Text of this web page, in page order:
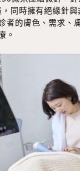
同時擁有絕緣針與
者的膚色、需求、
。